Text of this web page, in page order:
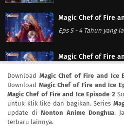
Magic Chef of Fire
Eps 5- 4 Tahun yang
Magic Chef of Fire
Magic Chef of Fire
- 4 Tahun yang
Download Magic Chef of Fire and Ice
Download Magic Chef of Fire and Ice
Magic Chef of Fire and Ice Episode 2
untuk klik like dan bagikan. Series
update di Nonton Anime Donghua.
terbaru lainnya.